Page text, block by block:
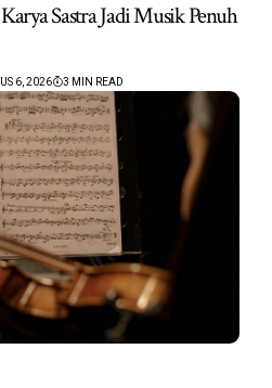
Sastra Jadi Musik Penuh
6, 2026 3 MIN READ